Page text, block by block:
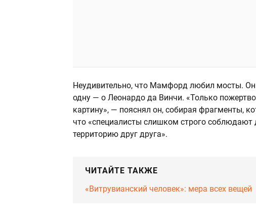
Неудивительно, что Мамфорд любил мосты.
одну — о Леонардо да Винчи. «Только
картину», — пояснял он, собирая фрагменты,
что «специалисты слишком строго соблюдают
территорию друг друга».
ЧИТАЙТЕ ТАКЖЕ
«Витрувианский человек»: мера всех вещей